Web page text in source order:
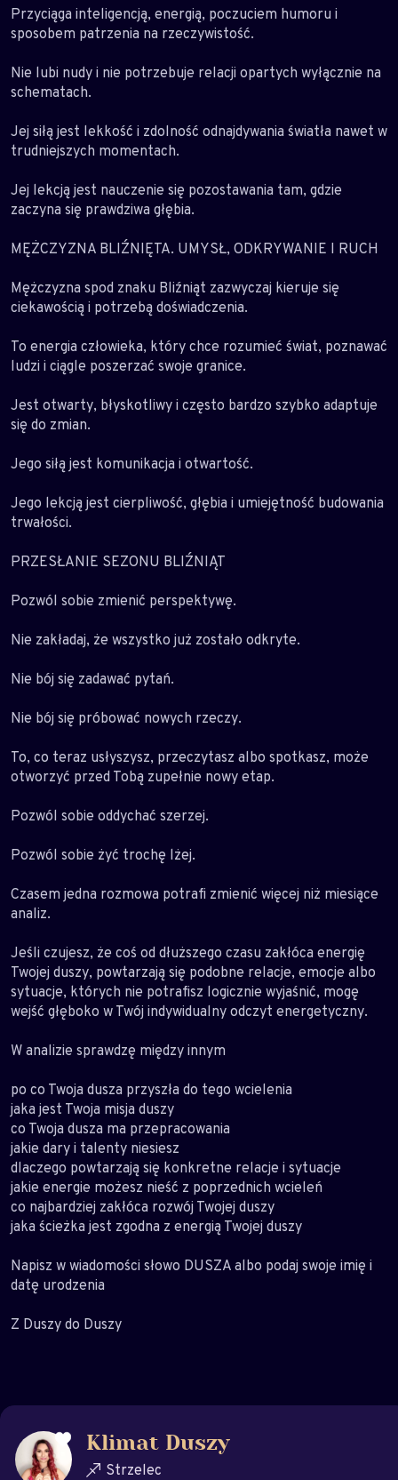
Przyciąga inteligencją, energią, poczuciem humoru i
sposobem patrzenia na rzeczywistość.
Nie lubi nudy i nie potrzebuje relacji opartych wyłącznie na
schematach.
Jej siłą jest lekkość i zdolność odnajdywania światła nawet w
trudniejszych momentach.
Jej lekcją jest nauczenie się pozostawania tam, gdzie
zaczyna się prawdziwa głębia.
MĘŻCZYZNA BLIŹNIĘTA. UMYSŁ, ODKRYWANIE I RUCH
Mężczyzna spod znaku Bliźniąt zazwyczaj kieruje się
ciekawością i potrzebą doświadczenia.
To energia człowieka, który chce rozumieć świat, poznawać
ludzi i ciągle poszerzać swoje granice.
Jest otwarty, błyskotliwy i często bardzo szybko adaptuje
się do zmian.
Jego siłą jest komunikacja i otwartość.
Jego lekcją jest cierpliwość, głębia i umiejętność budowania
trwałości.
PRZESŁANIE SEZONU BLIŹNIĄT
Pozwól sobie zmienić perspektywę.
Nie zakładaj, że wszystko już zostało odkryte.
Nie bój się zadawać pytań.
Nie bój się próbować nowych rzeczy.
To, co teraz usłyszysz, przeczytasz albo spotkasz, może
otworzyć przed Tobą zupełnie nowy etap.
Pozwól sobie oddychać szerzej.
Pozwól sobie żyć trochę lżej.
Czasem jedna rozmowa potrafi zmienić więcej niż miesiące
analiz.
Jeśli czujesz, że coś od dłuższego czasu zakłóca energię
Twojej duszy, powtarzają się podobne relacje, emocje albo
sytuacje, których nie potrafisz logicznie wyjaśnić, mogę
wejść głęboko w Twój indywidualny odczyt energetyczny.
W analizie sprawdzę między innym
po co Twoja dusza przyszła do tego wcielenia
jaka jest Twoja misja duszy
co Twoja dusza ma przepracowania
jakie dary i talenty niesiesz
dlaczego powtarzają się konkretne relacje i sytuacje
jakie energie możesz nieść z poprzednich wcieleń
co najbardziej zakłóca rozwój Twojej duszy
jaka ścieżka jest zgodna z energią Twojej duszy
Napisz w wiadomości słowo DUSZA albo podaj swoje imię i
datę urodzenia
Z Duszy do Duszy
Klimat Duszy
Strzelec